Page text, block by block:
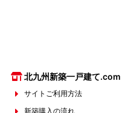
北九州新築一戸建て.com
サイトご利用方法
新築購入の流れ